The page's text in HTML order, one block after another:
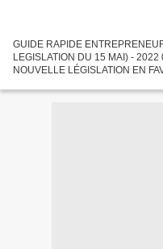
GUIDE RAPIDE
LEGISLATION DU 15 MAI) -
NOUVELLE LÉGISLATION EN
EN FAVEUR DES